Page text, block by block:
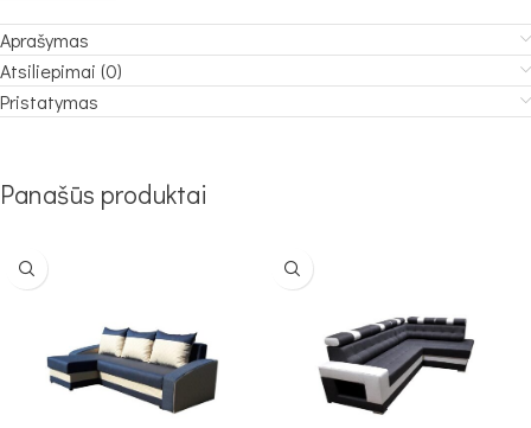
Aprašymas
Atsiliepimai (0)
Pristatymas
Panašūs produktai